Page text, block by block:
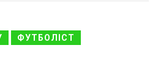
ФУТБОЛІСТ